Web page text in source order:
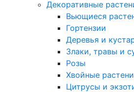
Декоративные
Вьющиеся
Гортензии
Деревья и
Злаки, травы и
Розы
Хвойные
Цитрусы и